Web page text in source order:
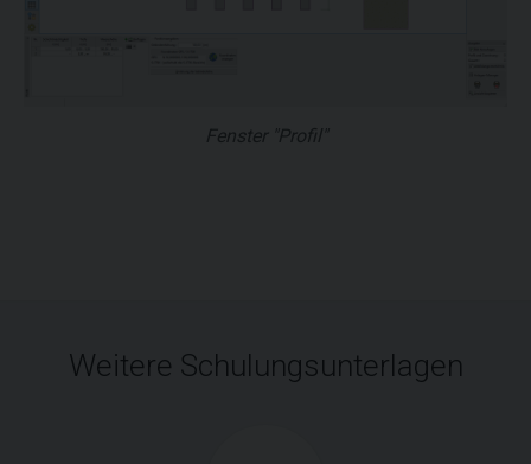
Fenster "Profil"
Weitere Schulungsunterlagen